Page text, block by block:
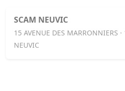
SCAM NEUVIC
15 AVENUE DES MARRONNIERS
NEUVIC